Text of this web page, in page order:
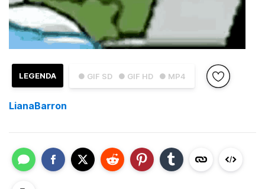
● GIF SD ● GIF HD ● MP4
LEGENDA
LianaBarron